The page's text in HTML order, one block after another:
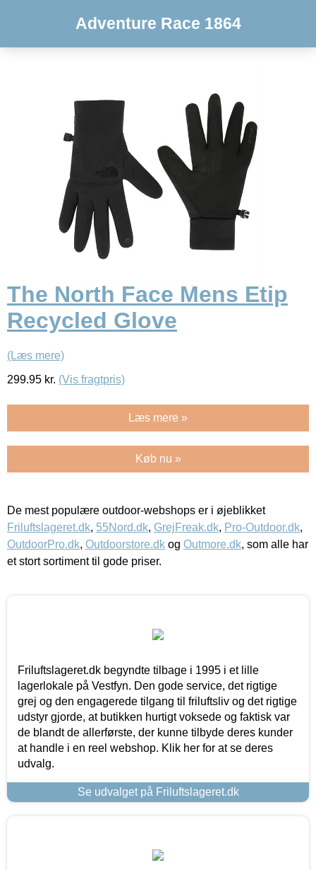
Adventure Race 1864
The North Face Mens Etip
Recycled Glove
(Læs mere)
299.95 kr. (Vis fragtpris)
Læs mere »
Køb nu »
De mest populære outdoor-webshops er i øjeblikket
Friluftslageret.dk, 55Nord.dk, GrejFreak.dk, Pro-Outdoor.dk,
OutdoorPro.dk, Outdoorstore.dk og Outmore.dk, som alle har
et stort sortiment til gode priser.
Friluftslageret.dk begyndte tilbage i 1995 i et lille
lagerlokale på Vestfyn. Den gode service, det rigtige
grej og den engagerede tilgang til friluftsliv og det rigtige
udstyr gjorde, at butikken hurtigt voksede og faktisk var
de blandt de allerførste, der kunne tilbyde deres kunder
at handle i en reel webshop. Klik her for at se deres
udvalg.
Se udvalget på Friluftslageret.dk